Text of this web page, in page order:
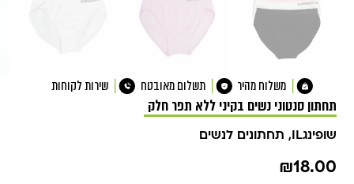
משלוח מהיר תשלום מאובטח שירות לקוחות
תחתון סנטוני נשים בקיני ללא תפר חלק
שופינגIL , תחתונים לנשים
₪18.00